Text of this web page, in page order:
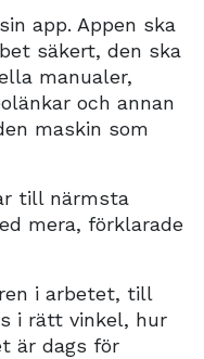
app. Appen ska
säkert, den ska
manualer,
och annan
maskin som
till närmsta
mera, förklarade
i arbetet, till
i rätt vinkel, hur
är dags för